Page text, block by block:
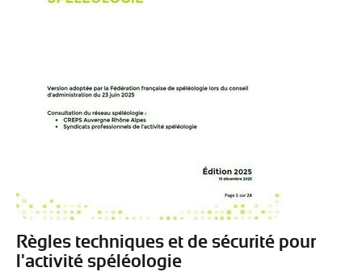
Règles techniques et de sécurité pour
l'activité spéléologie